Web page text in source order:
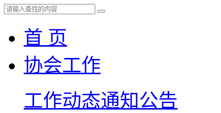
首 页
协会工作
工作动态通知公告